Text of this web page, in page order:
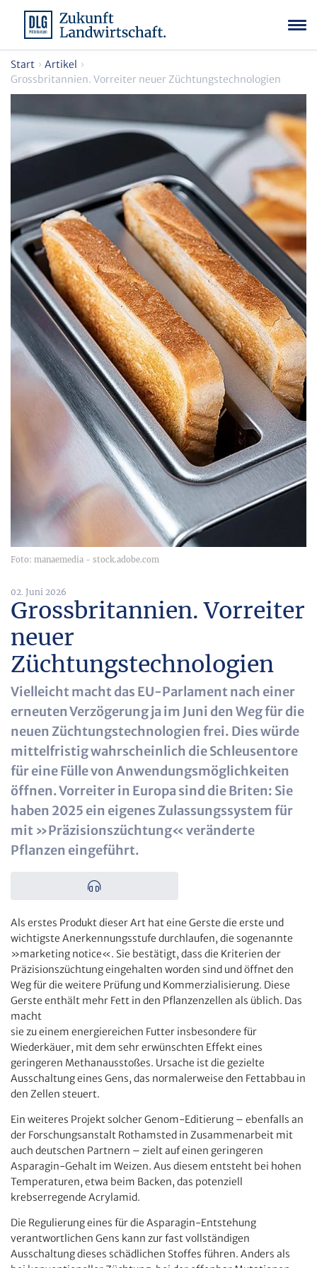
Start
Artikel
Grossbritannien. Vorreiter neuer Züchtungstechnologien
Foto: manaemedia - stock.adobe.com
02. Juni 2026
Grossbritannien. Vorreiter
neuer
Züchtungstechnologien
Vielleicht macht das EU-Parlament nach einer
erneuten Verzögerung ja im Juni den Weg für die
neuen Züchtungstechnologien frei. Dies würde
mittelfristig wahrscheinlich die Schleusentore
für eine Fülle von Anwendungsmöglichkeiten
öffnen. Vorreiter in Europa sind die Briten: Sie
haben 2025 ein eigenes Zulassungssystem für
mit »Präzisionszüchtung« veränderte
Pflanzen eingeführt.
Als erstes Produkt dieser Art hat eine Gerste die erste und
wichtigste Anerkennungsstufe durchlaufen, die sogenannte
»marketing notice«. Sie bestätigt, dass die Kriterien der
Präzisionszüchtung eingehalten worden sind und öffnet den
Weg für die weitere Prüfung und Kommerzialisierung. Diese
Gerste enthält mehr Fett in den Pflanzenzellen als üblich. Das
macht
sie zu einem energiereichen Futter insbesondere für
Wiederkäuer, mit dem sehr erwünschten Effekt eines
geringeren Methanausstoßes. Ursache ist die gezielte
Ausschaltung eines Gens, das normalerweise den Fettabbau in
den Zellen steuert.
Ein weiteres Projekt solcher Genom-Editierung – ebenfalls an
der Forschungsanstalt Rothamsted in Zusammenarbeit mit
auch deutschen Partnern – zielt auf einen geringeren
Asparagin-Gehalt im Weizen. Aus diesem entsteht bei hohen
Temperaturen, etwa beim Backen, das potenziell
krebserregende Acrylamid.
Die Regulierung eines für die Asparagin-Entstehung
verantwortlichen Gens kann zur fast vollständigen
Ausschaltung dieses schädlichen Stoffes führen. Anders als